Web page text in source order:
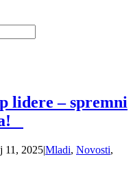
lidere – spremni
11, 2025|Mladi, Novosti,